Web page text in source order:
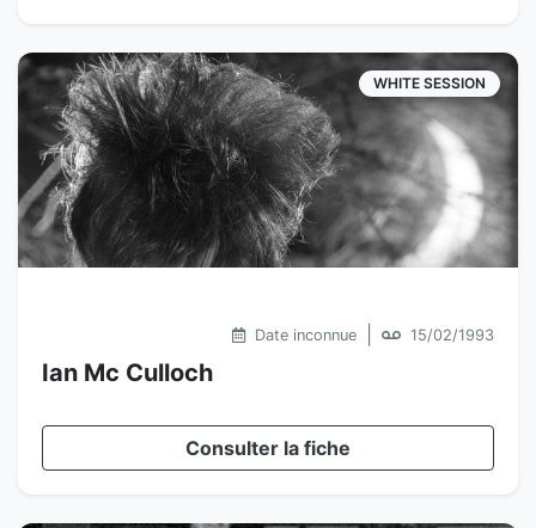
WHITE SESSION
Date inconnue 15/02/1993
Ian Mc Culloch
Consulter la fiche